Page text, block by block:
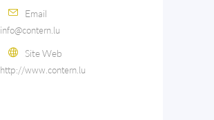
Email
info@contern.lu
Site Web
http://www.contern.lu